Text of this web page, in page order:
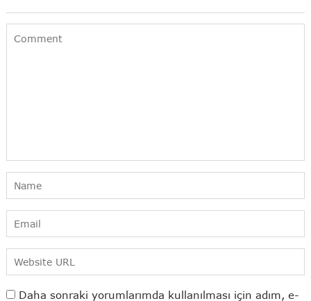
Daha sonraki yorumlarımda kullanılması için adım, e-